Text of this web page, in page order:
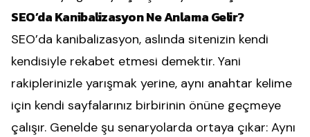
SEO’da Kanibalizasyon Ne Anlama Gelir?
SEO’da kanibalizasyon, aslında sitenizin kendi
kendisiyle rekabet etmesi demektir. Yani
rakiplerinizle yarışmak yerine, aynı anahtar kelime
için kendi sayfalarınız birbirinin önüne geçmeye
çalışır. Genelde şu senaryolarda ortaya çıkar: Aynı